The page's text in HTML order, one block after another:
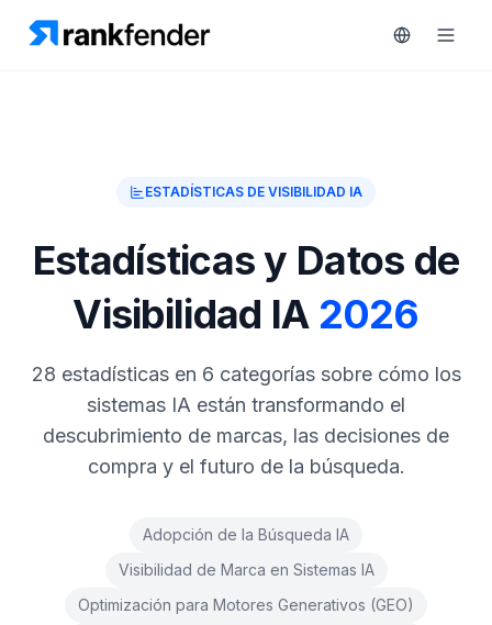
MONITORIZA
RAIVE
Seguimiento
competidores
gratuitas
Precios
Reservar
ESTADÍSTICAS DE VISIBILIDAD IA
Estadísticas y Datos de
Visibilidad IA 2026
28 estadísticas en 6 categorías sobre cómo los
sistemas IA están transformando el
descubrimiento de marcas, las decisiones de
compra y el futuro de la búsqueda.
Adopción de la Búsqueda IA
Visibilidad de Marca en Sistemas IA
Optimización para Motores Generativos (GEO)